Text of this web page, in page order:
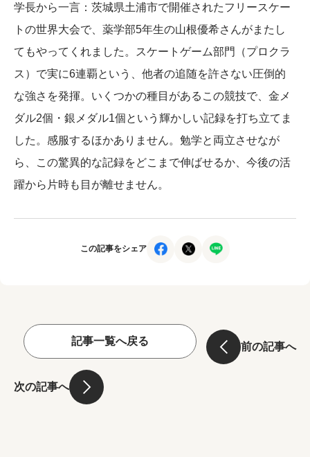
学長から一言：茨城県土浦市で開催されたフリースケー
トの世界大会で、薬学部5年生の山根優希さんがまたし
てもやってくれました。スケートゲーム部門（プロクラ
ス）で実に6連覇という、他者の追随を許さない圧倒的
な強さを発揮。いくつかの種目があるこの競技で、金メ
ダル2個・銀メダル1個という輝かしい記録を打ち立てま
した。感服するほかありません。勉学と両立させなが
ら、この驚異的な記録をどこまで伸ばせるか、今後の活
躍から片時も目が離せません。
この記事をシェア
前の記事へ
記事一覧へ戻る
次の記事へ